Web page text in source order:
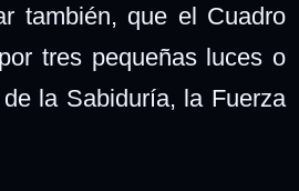
también, que el Cuadro
tres pequeñas luces o
la Sabiduría, la Fuerza